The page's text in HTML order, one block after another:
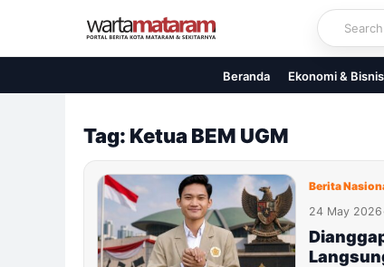
content
Beranda Ekonomi & Bisnis
Tag: Ketua BEM UGM
Berita
24 May 2026